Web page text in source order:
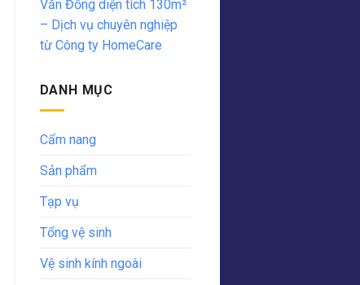
Văn Đồng diện tích 130m²
– Dịch vụ chuyên nghiệp
từ Công ty HomeCare
DANH MỤC
Cẩm nang
Sản phẩm
Tạp vụ
Tổng vệ sinh
Vệ sinh kính ngoài